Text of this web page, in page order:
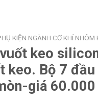
KIỆN NGÀNH CƠ KHÍ NHÔM
keo
keo. Bộ 7
giá